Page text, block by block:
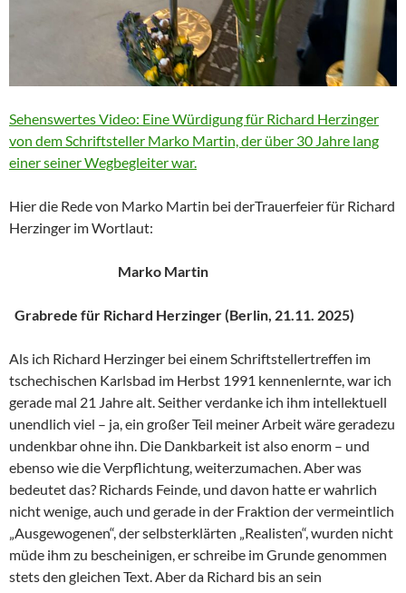
Sehenswertes Video: Eine Würdigung für Richard Herzinger
von dem Schriftsteller Marko Martin, der über 30 Jahre lang
einer seiner Wegbegleiter war.
Hier die Rede von Marko Martin bei derTrauerfeier für Richard
Herzinger im Wortlaut:
Marko Martin
Grabrede für Richard Herzinger (Berlin, 21.11. 2025)
Als ich Richard Herzinger bei einem Schriftstellertreffen im
tschechischen Karlsbad im Herbst 1991 kennenlernte, war ich
gerade mal 21 Jahre alt. Seither verdanke ich ihm intellektuell
unendlich viel – ja, ein großer Teil meiner Arbeit wäre geradezu
undenkbar ohne ihn. Die Dankbarkeit ist also enorm – und
ebenso wie die Verpflichtung, weiterzumachen. Aber was
bedeutet das? Richards Feinde, und davon hatte er wahrlich
nicht wenige, auch und gerade in der Fraktion der vermeintlich
„Ausgewogenen“, der selbsterklärten „Realisten“, wurden nicht
müde ihm zu bescheinigen, er schreibe im Grunde genommen
stets den gleichen Text. Aber da Richard bis an sein